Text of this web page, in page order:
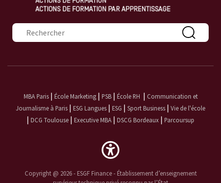
Formulaire de recherche
MBA Paris| École Marketing| PSB| École RH | Communication et
Journalisme à Paris | ESG Langues | ESG | Sport Business | Vie de l'école
| DCG Toulouse | Executive MBA | DSCG Bordeaux | Parcoursup
Copyright @ 2026 - ESGF Finance - Établissement d’enseignement